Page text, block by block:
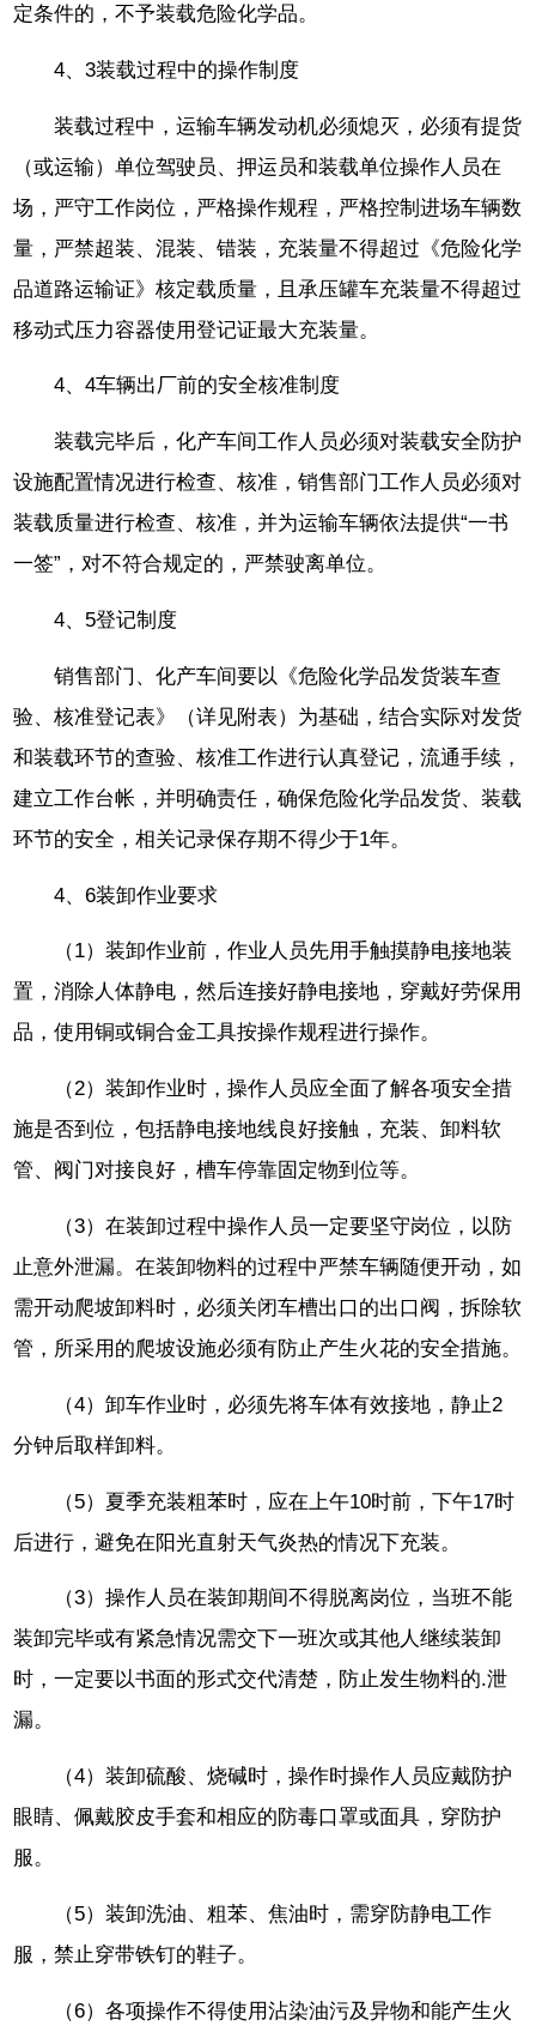
定条件的，不予装载危险化学品。
4、3装载过程中的操作制度
装载过程中，运输车辆发动机必须熄灭，必须有提货
（或运输）单位驾驶员、押运员和装载单位操作人员在
场，严守工作岗位，严格操作规程，严格控制进场车辆数
量，严禁超装、混装、错装，充装量不得超过《危险化学
品道路运输证》核定载质量，且承压罐车充装量不得超过
移动式压力容器使用登记证最大充装量。
4、4车辆出厂前的安全核准制度
装载完毕后，化产车间工作人员必须对装载安全防护
设施配置情况进行检查、核准，销售部门工作人员必须对
装载质量进行检查、核准，并为运输车辆依法提供“一书
一签”，对不符合规定的，严禁驶离单位。
4、5登记制度
销售部门、化产车间要以《危险化学品发货装车查
验、核准登记表》（详见附表）为基础，结合实际对发货
和装载环节的查验、核准工作进行认真登记，流通手续，
建立工作台帐，并明确责任，确保危险化学品发货、装载
环节的安全，相关记录保存期不得少于1年。
4、6装卸作业要求
（1）装卸作业前，作业人员先用手触摸静电接地装
置，消除人体静电，然后连接好静电接地，穿戴好劳保用
品，使用铜或铜合金工具按操作规程进行操作。
（2）装卸作业时，操作人员应全面了解各项安全措
施是否到位，包括静电接地线良好接触，充装、卸料软
管、阀门对接良好，槽车停靠固定物到位等。
（3）在装卸过程中操作人员一定要坚守岗位，以防
止意外泄漏。在装卸物料的过程中严禁车辆随便开动，如
需开动爬坡卸料时，必须关闭车槽出口的出口阀，拆除软
管，所采用的爬坡设施必须有防止产生火花的安全措施。
（4）卸车作业时，必须先将车体有效接地，静止2
分钟后取样卸料。
（5）夏季充装粗苯时，应在上午10时前，下午17时
后进行，避免在阳光直射天气炎热的情况下充装。
（3）操作人员在装卸期间不得脱离岗位，当班不能
装卸完毕或有紧急情况需交下一班次或其他人继续装卸
时，一定要以书面的形式交代清楚，防止发生物料的.泄
漏。
（4）装卸硫酸、烧碱时，操作时操作人员应戴防护
眼睛、佩戴胶皮手套和相应的防毒口罩或面具，穿防护
服。
（5）装卸洗油、粗苯、焦油时，需穿防静电工作
服，禁止穿带铁钉的鞋子。
（6）各项操作不得使用沾染油污及异物和能产生火